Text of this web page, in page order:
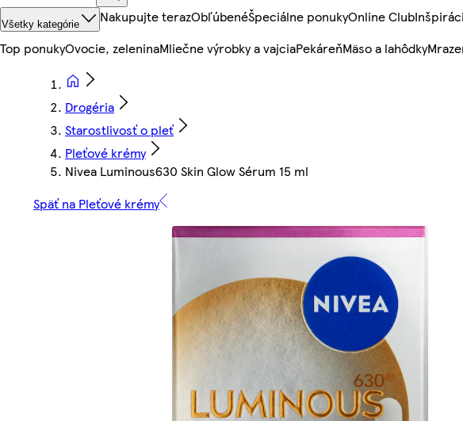
Všetky kategórie Nakupujte terazObľúbenéŠpeciálne ponukyOnline Club
Top ponukyOvocie, zeleninaMliečne výrobky a vajciaPekáreňMäso a lahôdky
Drogéria
Starostlivosť o pleť
Pleťové krémy
Nivea Luminous630 Skin Glow Sérum 15 ml
Späť na Pleťové krémy